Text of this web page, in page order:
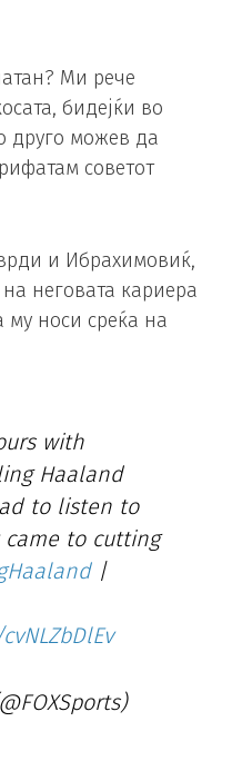
Ми рече
бидејќи во
друго можев да
советот
и Ибрахимовиќ,
неговата кариера
му носи среќа на
with
Haaland
to listen to
to cutting
|